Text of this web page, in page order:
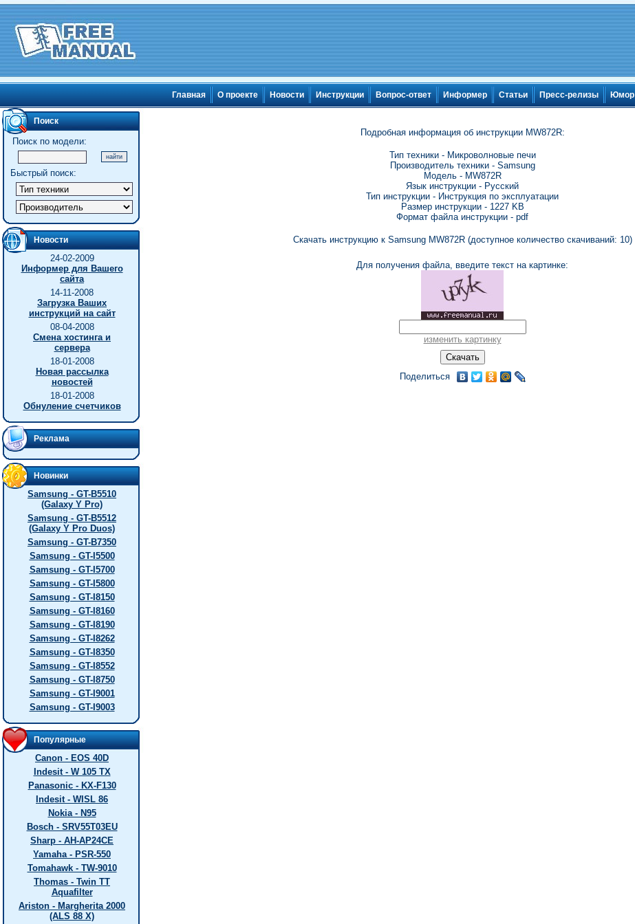
Главная О проекте Новости Инструкции Вопрос-ответ Информер Статьи Пресс-релизы Юмор
Поиск
Поиск по модели:
Быстрый поиск:
Новости
24-02-2009
Информер для Вашего
сайта
14-11-2008
Загрузка Ваших
инструкций на сайт
08-04-2008
Смена хостинга и
сервера
18-01-2008
Новая рассылка
новостей
18-01-2008
Обнуление счетчиков
Реклама
Новинки
Samsung - GT-B5510
(Galaxy Y Pro)
Samsung - GT-B5512
(Galaxy Y Pro Duos)
Samsung - GT-B7350
Samsung - GT-I5500
Samsung - GT-I5700
Samsung - GT-I5800
Samsung - GT-I8150
Samsung - GT-I8160
Samsung - GT-I8190
Samsung - GT-I8262
Samsung - GT-I8350
Samsung - GT-I8552
Samsung - GT-I8750
Samsung - GT-I9001
Samsung - GT-I9003
Популярные
Canon - EOS 40D
Indesit - W 105 TX
Panasonic - KX-F130
Indesit - WISL 86
Nokia - N95
Bosch - SRV55T03EU
Sharp - AH-AP24CE
Yamaha - PSR-550
Tomahawk - TW-9010
Thomas - Twin TT
Aquafilter
Ariston - Margherita 2000
(ALS 88 X)
Подробная информация об инструкции MW872R:
Тип техники - Микроволновые печи
Производитель техники - Samsung
Модель - MW872R
Язык инструкции - Русский
Тип инструкции - Инструкция по эксплуатации
Размер инструкции - 1227 KB
Формат файла инструкции - pdf
Скачать инструкцию к Samsung MW872R (доступное количество скачиваний: 10)
Для получения файла, введите текст на картинке:
изменить картинку
Поделиться